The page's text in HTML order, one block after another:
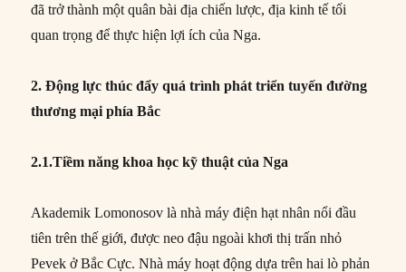
đã trở thành một quân bài địa chiến lược, địa kinh tế tối
quan trọng để thực hiện lợi ích của Nga.
2. Động lực thúc đẩy quá trình phát triển tuyến đường
thương mại phía Bắc
2.1.Tiềm năng khoa học kỹ thuật của Nga
Akademik Lomonosov là nhà máy điện hạt nhân nổi đầu
tiên trên thế giới, được neo đậu ngoài khơi thị trấn nhỏ
Pevek ở Bắc Cực. Nhà máy hoạt động dựa trên hai lò phản